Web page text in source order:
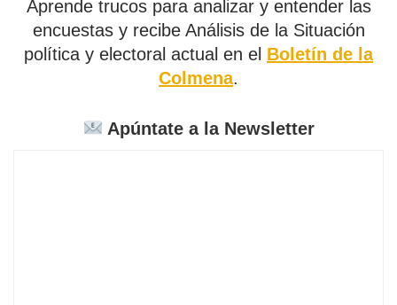
Aprende trucos para analizar y entender las
encuestas y recibe Análisis de la Situación
política y electoral actual en el Boletín de la
Colmena.
Apúntate a la Newsletter